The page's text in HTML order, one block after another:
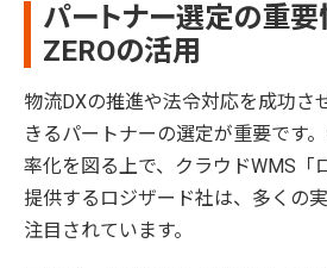
パートナー選定の重要
ZEROの活用
物流DXの推進や法令対応を成功さ
きるパートナーの選定が重要です
率化を図る上で、クラウドWMS「
提供するロジザード社は、多くの
注目されています。